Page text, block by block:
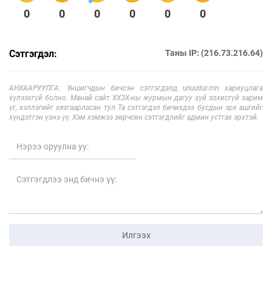
0 0 0 0 0 0
Сэтгэгдэл: Таны IP: (216.73.216.64)
АНХААРУУЛГА: Уншигчдын бичсэн сэтгэгдэлд unuudur.mn хариуцлага
хүлээхгүй болно. Манай сайт ХХЗХ-ны журмын дагуу зүй зохисгүй зарим
үг, хэллэгийг хязгаарласан тул Та сэтгэгдэл бичихдээ бусдын эрх ашгийг
хүндэтгэн үзнэ үү. Хэм хэмжээ зөрчсөн сэтгэгдлийг админ устгах эрхтэй.
Илгээх